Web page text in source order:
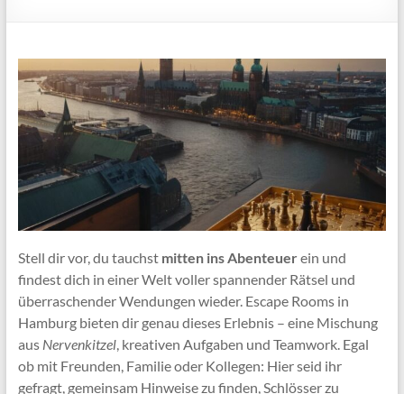
Stell dir vor, du tauchst mitten ins Abenteuerein und
findest dich in einer Welt voller spannender Rätsel und
überraschender Wendungen wieder. Escape Rooms in
Hamburg bieten dir genau dieses Erlebnis – eine Mischung
aus Nervenkitzel, kreativen Aufgaben und Teamwork. Egal
ob mit Freunden, Familie oder Kollegen: Hier seid ihr
gefragt, gemeinsam Hinweise zu finden, Schlösser zu